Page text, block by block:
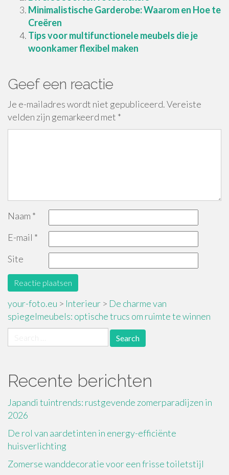
Minimalistische Garderobe: Waarom en Hoe te
Creëren
Tips voor multifunctionele meubels die je
woonkamer flexibel maken
Geef een reactie
Je e-mailadres wordt niet gepubliceerd.Vereiste
velden zijn gemarkeerd met *
Naam *
E-mail *
Site
your-foto.eu > Interieur > De charme van
spiegelmeubels: optische trucs om ruimte te winnen
for:
Recente berichten
Japandi tuintrends: rustgevende zomerparadijzen in
2026
De rol van aardetinten in energy-efficiënte
huisverlichting
Zomerse wanddecoratie voor een frisse toiletstijl